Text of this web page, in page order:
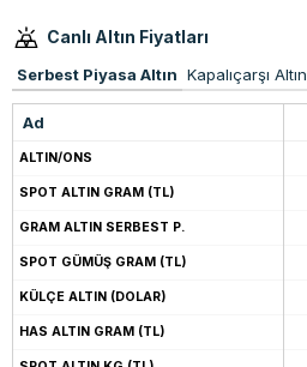
Canlı Altın Fiyatları
Serbest Piyasa Altın Kapalıçarşı Altın
Ad
ALTIN/ONS
SPOT ALTIN GRAM (TL)
GRAM ALTIN SERBEST P.
SPOT GÜMÜŞ GRAM (TL)
KÜLÇE ALTIN (DOLAR)
HAS ALTIN GRAM (TL)